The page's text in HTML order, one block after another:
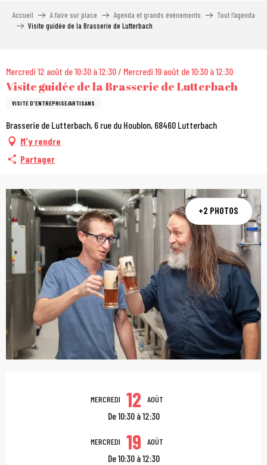
Accueil A faire sur place Agenda et grands événements
Tout l’agenda
Visite guidée de la Brasserie de Lutterbach
Mercredi 12 août de 10:30 à 12:30 / Mercredi 19 août de 10:30 à 12:30
Visite guidée de la Brasserie de Lutterbach
VISITE D'ENTREPRISE/ARTISANS
Brasserie de Lutterbach, 6 rue du Houblon, 68460 Lutterbach
M'y rendre
Partager
+2 PHOTOS
Ouverture et
MERCREDI 12 AOÛT
De 10:30 à 12:30
MERCREDI 19 AOÛT
De 10:30 à 12:30